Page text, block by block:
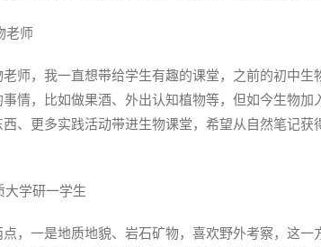
老师
师，我一直想带给学生有趣的课堂，之前的初中生
情，比如做果酒、外出认知植物等，但如今生物加
、更多实践活动带进生物课堂，希望从自然笔记获
大学研一学生
，一是地质地貌、岩石矿物，喜欢野外考察，这一